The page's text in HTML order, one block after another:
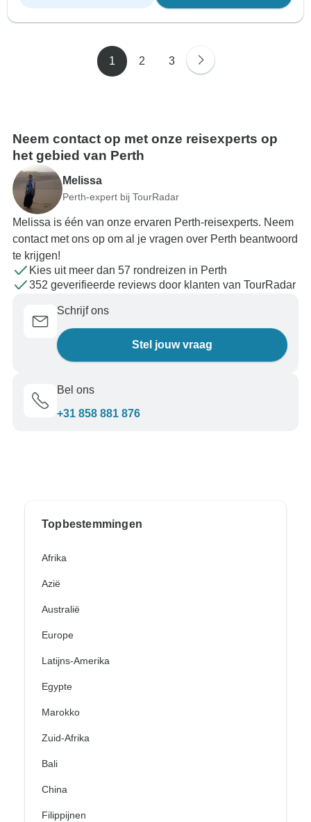
1 2 3
Neem contact op met onze reisexperts op
het gebied van Perth
Melissa
Perth-expert bij TourRadar
Melissa is één van onze ervaren Perth-reisexperts. Neem
contact met ons op om al je vragen over Perth beantwoord
te krijgen!
Kies uit meer dan 57 rondreizen in Perth
352 geverifieerde reviews door klanten van TourRadar
Schrijf ons
Stel jouw vraag
Bel ons
+31 858 881 876
Topbestemmingen
Afrika
Azië
Australië
Europe
Latijns-Amerika
Egypte
Marokko
Zuid-Afrika
Bali
China
Filippijnen